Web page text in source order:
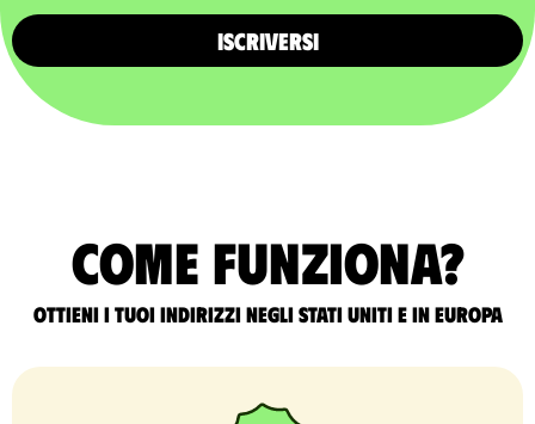
ISCRIVERSI
Come funziona?
Ottieni i tuoi indirizzi negli Stati Uniti e in Europa